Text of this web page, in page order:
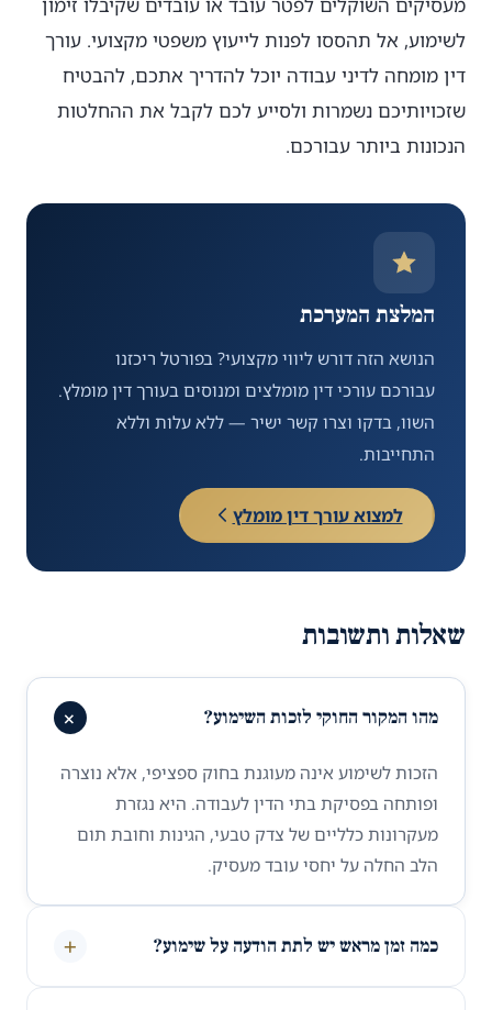
לשימוע, אל תהססו לפנות לייעוץ משפטי מקצועי. עורך
דין מומחה לדיני עבודה יוכל להדריך אתכם, להבטיח
שזכויותיכם נשמרות ולסייע לכם לקבל את ההחלטות
הנכונות ביותר עבורכם.
המלצת המערכת
הנושא הזה דורש ליווי מקצועי? בפורטל ריכזנו
עבורכם עורכי דין מומלצים ומנוסים בעורך דין מומלץ.
השוו, בדקו וצרו קשר ישיר — ללא עלות וללא
התחייבות.
למצוא עורך דין מומלץ
שאלות ותשובות
מהו המקור החוקי לזכות השימוע? +
הזכות לשימוע אינה מעוגנת בחוק ספציפי, אלא נוצרה
ופותחה בפסיקת בתי הדין לעבודה. היא נגזרת
מעקרונות כלליים של צדק טבעי, הגינות וחובת תום
הלב החלה על יחסי עובד מעסיק.
כמה זמן מראש יש לתת הודעה על שימוע? +